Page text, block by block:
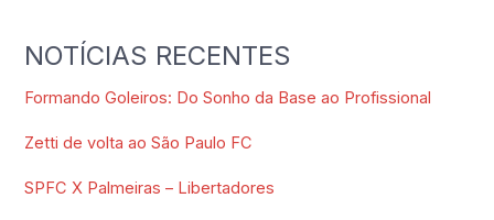
NOTÍCIAS RECENTES
Formando Goleiros: Do Sonho da Base ao Profissional
Zetti de volta ao São Paulo FC
SPFC X Palmeiras – Libertadores